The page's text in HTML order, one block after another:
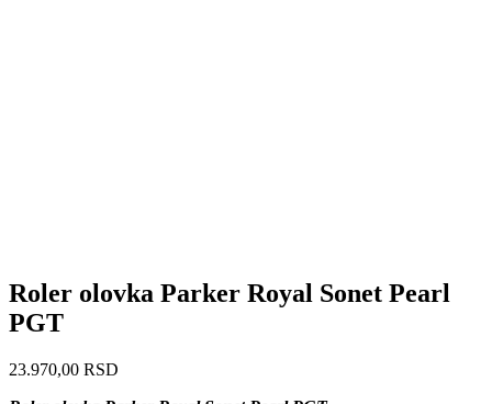
Roler olovka Parker Royal Sonet Pearl
PGT
23.970,00 RSD